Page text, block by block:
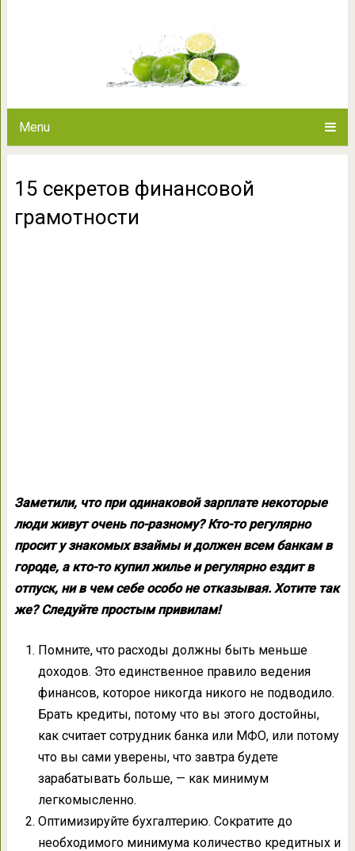
Menu
15 секретов финансовой
грамотности
Заметили, что при одинаковой зарплате некоторые
люди живут очень по-разному? Кто-то регулярно
просит у знакомых взаймы и должен всем банкам в
городе, а кто-то купил жилье и регулярно ездит в
отпуск, ни в чем себе особо не отказывая. Хотите так
же? Следуйте простым привилам!
Помните, что расходы должны быть меньше
доходов. Это единственное правило ведения
финансов, которое никогда никого не подводило.
Брать кредиты, потому что вы этого достойны,
как считает сотрудник банка или МФО, или потому
что вы сами уверены, что завтра будете
зарабатывать больше, — как минимум
легкомысленно.
Оптимизируйте бухгалтерию. Сократите до
необходимого минимума количество кредитных и